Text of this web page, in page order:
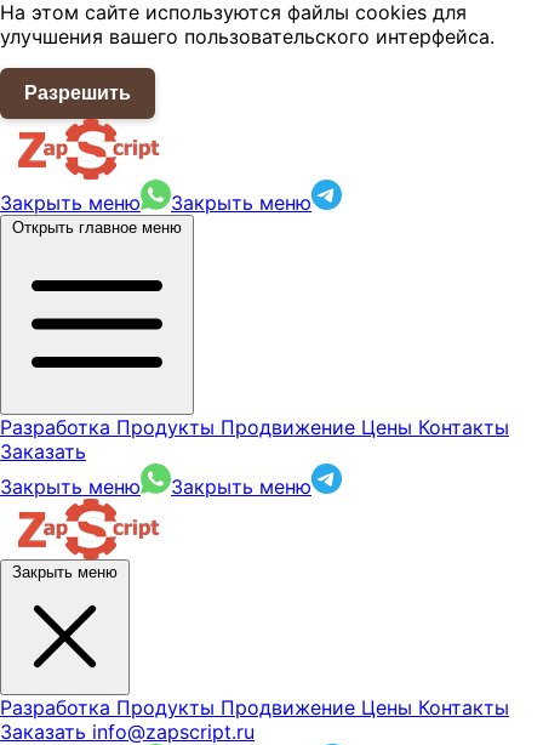
На этом сайте используются файлы cookies для
улучшения вашего пользовательского интерфейса.
Разрешить
Закрыть меню Закрыть меню
Открыть главное меню
Разработка Продукты Продвижение Цены Контакты
Заказать
Закрыть меню
Закрыть меню
Закрыть меню
Разработка Продукты Продвижение Цены Контакты
Заказать info@zapscript.ru